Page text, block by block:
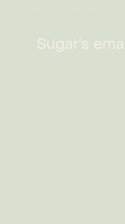
Sugar’s